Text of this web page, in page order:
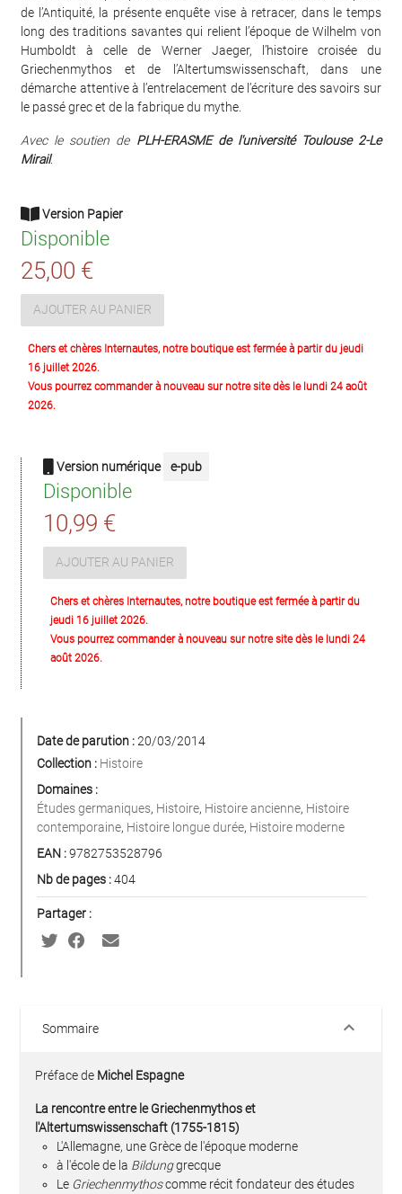
de l’Antiquité, la présente enquête vise à retracer, dans le temps
long des traditions savantes qui relient l’époque de Wilhelm von
Humboldt à celle de Werner Jaeger, l’histoire croisée du
Griechenmythos et de l’Altertumswissenschaft, dans une
démarche attentive à l’entrelacement de l’écriture des savoirs sur
le passé grec et de la fabrique du mythe.
Avec le soutien de PLH-ERASME de l'université Toulouse 2-Le
Mirail.
Version Papier
Disponible
25,00 €
AJOUTER AU PANIER
Chers et chères Internautes, notre boutique est fermée à partir du jeudi
16 juillet 2026.
Vous pourrez commander à nouveau sur notre site dès le lundi 24 août
2026.
Version numérique e-pub
Disponible
10,99 €
AJOUTER AU PANIER
Chers et chères Internautes, notre boutique est fermée à partir du
jeudi 16 juillet 2026.
Vous pourrez commander à nouveau sur notre site dès le lundi 24
août 2026.
Date de parution :20/03/2014
Collection : Histoire
Domaines :
Études germaniques, Histoire, Histoire ancienne, Histoire
contemporaine, Histoire longue durée, Histoire moderne
EAN :9782753528796
Nb de pages :404
Partager :
Sommaire keyboard_arrow_down
Préface de Michel Espagne
La rencontre entre le Griechenmythos et
l'Altertumswissenschaft (1755-1815)
L'Allemagne, une Grèce de l'époque moderne
à l'école de la Bildunggrecque
Le Griechenmythoscomme récit fondateur des études